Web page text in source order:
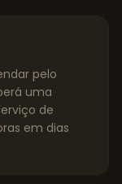
pelo
uma
de
em dias